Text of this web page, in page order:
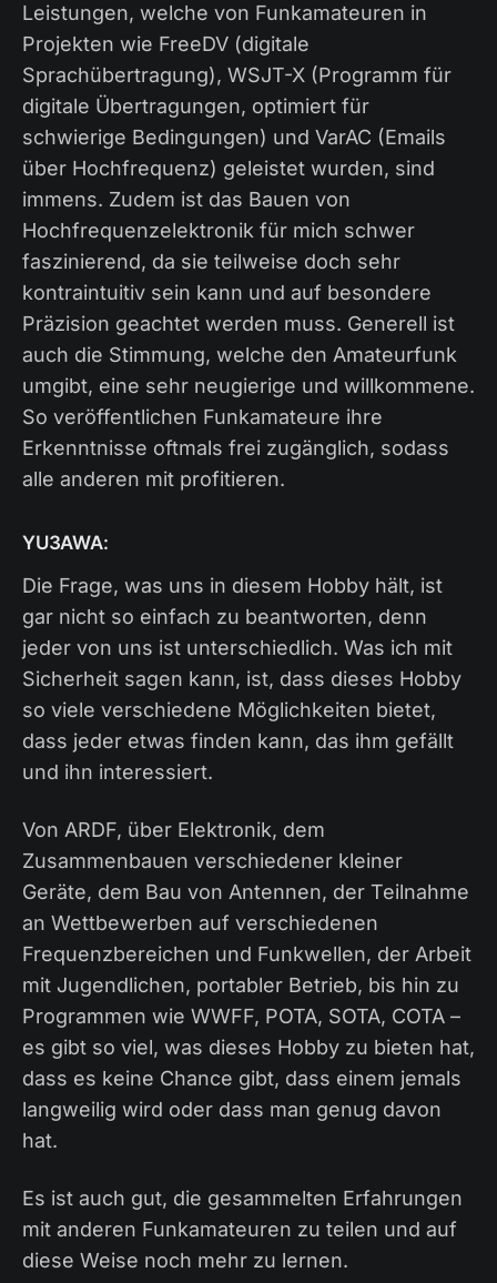
Leistungen, welche von Funkamateuren in
Projekten wie FreeDV (digitale
Sprachübertragung), WSJT-X (Programm für
digitale Übertragungen, optimiert für
schwierige Bedingungen) und VarAC (Emails
über Hochfrequenz) geleistet wurden, sind
immens. Zudem ist das Bauen von
Hochfrequenzelektronik für mich schwer
faszinierend, da sie teilweise doch sehr
kontraintuitiv sein kann und auf besondere
Präzision geachtet werden muss. Generell ist
auch die Stimmung, welche den Amateurfunk
umgibt, eine sehr neugierige und willkommene.
So veröffentlichen Funkamateure ihre
Erkenntnisse oftmals frei zugänglich, sodass
alle anderen mit profitieren.
YU3AWA:
Die Frage, was uns in diesem Hobby hält, ist
gar nicht so einfach zu beantworten, denn
jeder von uns ist unterschiedlich. Was ich mit
Sicherheit sagen kann, ist, dass dieses Hobby
so viele verschiedene Möglichkeiten bietet,
dass jeder etwas finden kann, das ihm gefällt
und ihn interessiert.
Von ARDF, über Elektronik, dem
Zusammenbauen verschiedener kleiner
Geräte, dem Bau von Antennen, der Teilnahme
an Wettbewerben auf verschiedenen
Frequenzbereichen und Funkwellen, der Arbeit
mit Jugendlichen, portabler Betrieb, bis hin zu
Programmen wie WWFF, POTA, SOTA, COTA –
es gibt so viel, was dieses Hobby zu bieten hat,
dass es keine Chance gibt, dass einem jemals
langweilig wird oder dass man genug davon
hat.
Es ist auch gut, die gesammelten Erfahrungen
mit anderen Funkamateuren zu teilen und auf
diese Weise noch mehr zu lernen.